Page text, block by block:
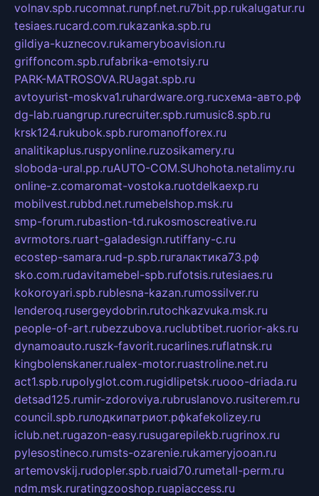
volnav.spb.rucomnat.runpf.net.ru7bit.pp.rukalugatur.ru
tesiaes.rucard.com.rukazanka.spb.ru
gildiya-kuznecov.rukameryboavision.ru
griffoncom.spb.rufabrika-emotsiy.ru
PARK-MATROSOVA.RUagat.spb.ru
avtoyurist-moskva1.ruhardware.org.ruсхема-авто.рф
dg-lab.ruangrup.rurecruiter.spb.rumusic8.spb.ru
krsk124.rukubok.spb.ruromanofforex.ru
analitikaplus.ruspyonline.ruzosikamery.ru
sloboda-ural.pp.ruAUTO-COM.SUhohota.netalimy.ru
online-z.comaromat-vostoka.ruotdelkaexp.ru
mobilvest.rubbd.net.rumebelshop.msk.ru
smp-forum.rubastion-td.rukosmoscreative.ru
avrmotors.ruart-galadesign.rutiffany-c.ru
ecostep-samara.rud-p.spb.ruгалактика73.рф
sko.com.rudavitamebel-spb.rufotsis.rutesiaes.ru
kokoroyari.spb.rublesna-kazan.rumossilver.ru
lenderoq.rusergeydobrin.rutochkazvuka.msk.ru
people-of-art.rubezzubova.ruclubtibet.ruorior-aks.ru
dynamoauto.ruszk-favorit.rucarlines.ruflatnsk.ru
kingbolenskaner.rualex-motor.ruastroline.net.ru
act1.spb.rupolyglot.com.rugidlipetsk.ruooo-driada.ru
detsad125.rumir-zdoroviya.rubruslanovo.rusiterem.ru
council.spb.ruлодкипатриот.рфkafekolizey.ru
iclub.net.rugazon-easy.rusugarepilekb.rugrinox.ru
pylesostineco.rumsts-ozarenie.rukameryjooan.ru
artemovskij.rudopler.spb.ruaid70.rumetall-perm.ru
ndm.msk.ruratingzooshop.ruapiaccess.ru